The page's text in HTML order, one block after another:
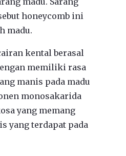
honeycomb ini
madu.
kental berasal
memiliki rasa
manis pada madu
monosakarida
yang memang
yang terdapat pada